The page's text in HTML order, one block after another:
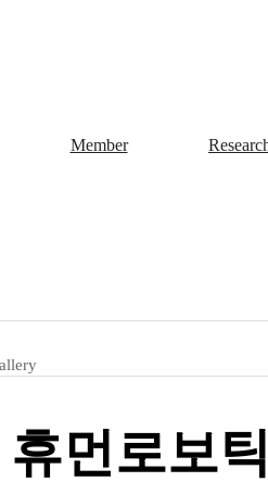
Member
휴먼로보